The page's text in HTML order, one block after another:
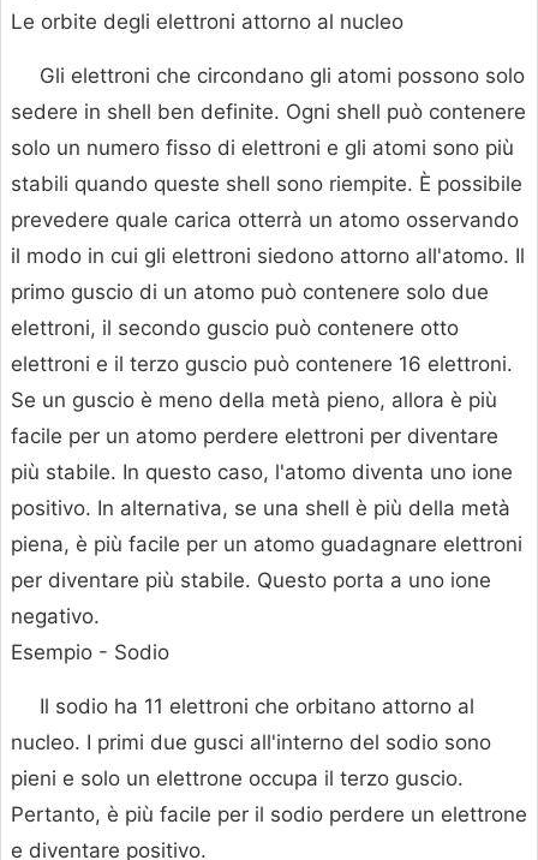
Le orbite degli elettroni attorno al nucleo
Gli elettroni che circondano gli atomi possono solo
sedere in shell ben definite. Ogni shell può contenere
solo un numero fisso di elettroni e gli atomi sono più
stabili quando queste shell sono riempite. È possibile
prevedere quale carica otterrà un atomo osservando
il modo in cui gli elettroni siedono attorno all'atomo. Il
primo guscio di un atomo può contenere solo due
elettroni, il secondo guscio può contenere otto
elettroni e il terzo guscio può contenere 16 elettroni.
Se un guscio è meno della metà pieno, allora è più
facile per un atomo perdere elettroni per diventare
più stabile. In questo caso, l'atomo diventa uno ione
positivo. In alternativa, se una shell è più della metà
piena, è più facile per un atomo guadagnare elettroni
per diventare più stabile. Questo porta a uno ione
negativo.
Esempio - Sodio
Il sodio ha 11 elettroni che orbitano attorno al
nucleo. I primi due gusci all'interno del sodio sono
pieni e solo un elettrone occupa il terzo guscio.
Pertanto, è più facile per il sodio perdere un elettrone
e diventare positivo.